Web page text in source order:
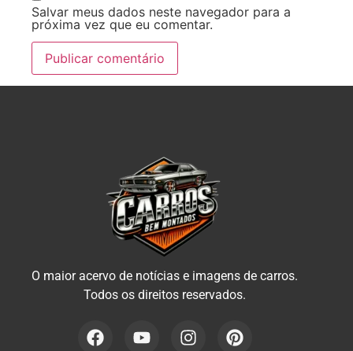
Salvar meus dados neste navegador para a
próxima vez que eu comentar.
O maior acervo de notícias e imagens de carros.
Todos os direitos reservados.